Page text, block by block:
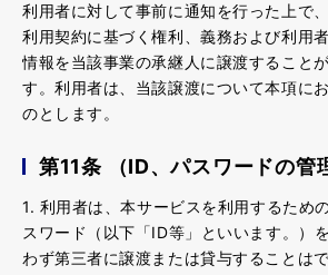
利用者に対して事前に通知を行った上で
利用契約に基づく権利、義務および利用
情報を当該事業の承継人に譲渡すること
す。利用者は、当該譲渡について本項に
のとします。
第11条 （ID、パスワードの管
1. 利用者は、本サービスを利用するため
スワード（以下「ID等」といいます。）
わず第三者に譲渡または貸与することはで